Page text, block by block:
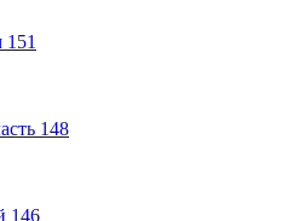
151
148
146